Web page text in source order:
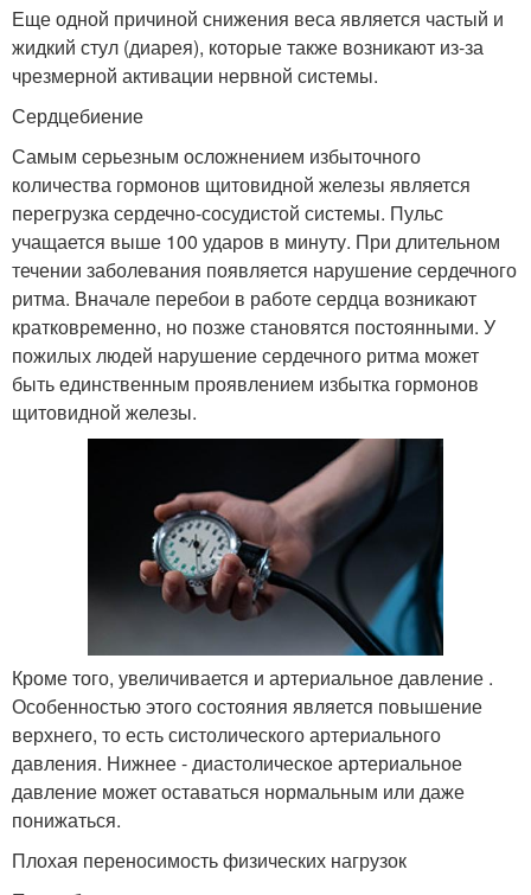
Еще одной причиной снижения веса является частый и
жидкий стул (диарея), которые также возникают из-за
чрезмерной активации нервной системы.
Сердцебиение
Самым серьезным осложнением избыточного
количества гормонов щитовидной железы является
перегрузка сердечно-сосудистой системы. Пульс
учащается выше 100 ударов в минуту. При длительном
течении заболевания появляется нарушение сердечного
ритма. Вначале перебои в работе сердца возникают
кратковременно, но позже становятся постоянными. У
пожилых людей нарушение сердечного ритма может
быть единственным проявлением избытка гормонов
щитовидной железы.
Кроме того, увеличивается и артериальное давление .
Особенностью этого состояния является повышение
верхнего, то есть систолического артериального
давления. Нижнее - диастолическое артериальное
давление может оставаться нормальным или даже
понижаться.
Плохая переносимость физических нагрузок